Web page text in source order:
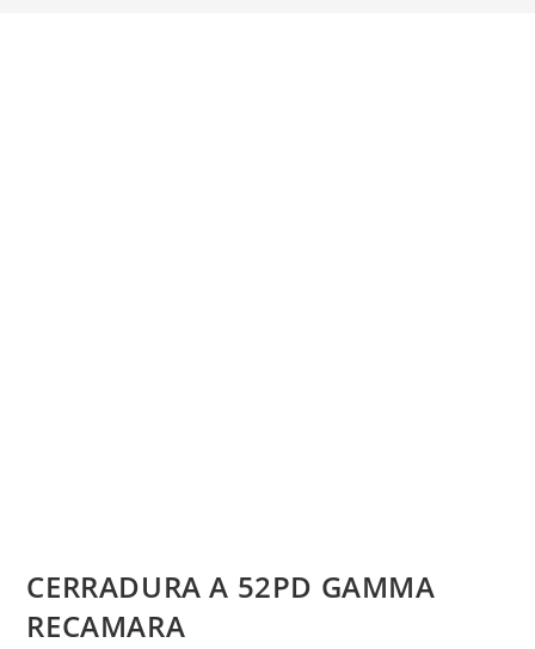
CERRADURA A 52PD GAMMA
RECAMARA